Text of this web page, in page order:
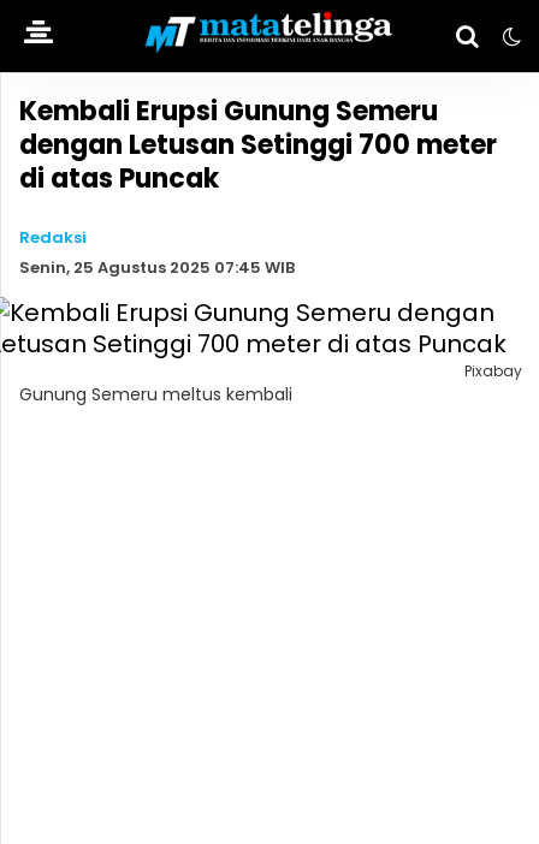
Kembali Erupsi Gunung Semeru
dengan Letusan Setinggi 700 meter
di atas Puncak
Redaksi
Senin, 25 Agustus 2025 07:45 WIB
Pixabay
Gunung Semeru meltus kembali